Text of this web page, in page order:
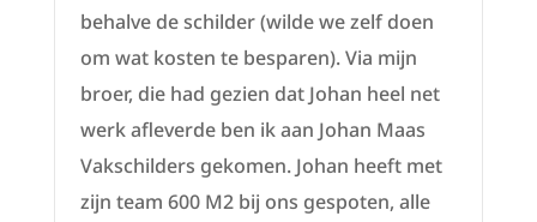
behalve de schilder (wilde we zelf doen
om wat kosten te besparen). Via mijn
broer, die had gezien dat Johan heel net
werk afleverde ben ik aan Johan Maas
Vakschilders gekomen. Johan heeft met
zijn team 600 M2 bij ons gespoten, alle